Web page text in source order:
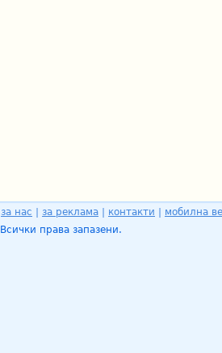
за нас за реклама контакти
мобилна
Всички права запазени.